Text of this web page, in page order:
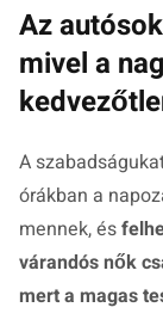
Az
mivel a
A
órákban a
mennek, és
várandós nők
mert a magas